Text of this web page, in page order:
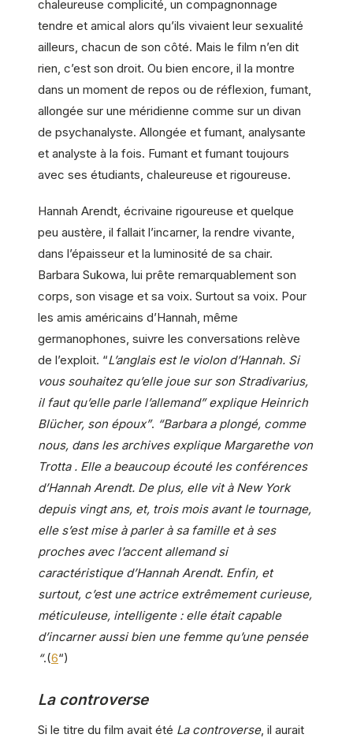
chaleureuse complicité, un compagnonnage
tendre et amical alors qu’ils vivaient leur sexualité
ailleurs, chacun de son côté. Mais le film n’en dit
rien, c’est son droit. Ou bien encore, il la montre
dans un moment de repos ou de réflexion, fumant,
allongée sur une méridienne comme sur un divan
de psychanalyste. Allongée et fumant, analysante
et analyste à la fois. Fumant et fumant toujours
avec ses étudiants, chaleureuse et rigoureuse.
Hannah Arendt, écrivaine rigoureuse et quelque
peu austère, il fallait l’incarner, la rendre vivante,
dans l’épaisseur et la luminosité de sa chair.
Barbara Sukowa, lui prête remarquablement son
corps, son visage et sa voix. Surtout sa voix. Pour
les amis américains d’Hannah, même
germanophones, suivre les conversations relève
de l’exploit. “L’anglais est le violon d’Hannah. Si
vous souhaitez qu’elle joue sur son Stradivarius,
il faut qu’elle parle l’allemand” explique Heinrich
Blücher, son époux”. “Barbara a plongé, comme
nous, dans les archives explique Margarethe von
Trotta . Elle a beaucoup écouté les conférences
d’Hannah Arendt. De plus, elle vit à New York
depuis vingt ans, et, trois mois avant le tournage,
elle s’est mise à parler à sa famille et à ses
proches avec l’accent allemand si
caractéristique d’Hannah Arendt. Enfin, et
surtout, c’est une actrice extrêmement curieuse,
méticuleuse, intelligente : elle était capable
d’incarner aussi bien une femme qu’une pensée
“.(6“)
La controverse
Si le titre du film avait été La controverse, il aurait